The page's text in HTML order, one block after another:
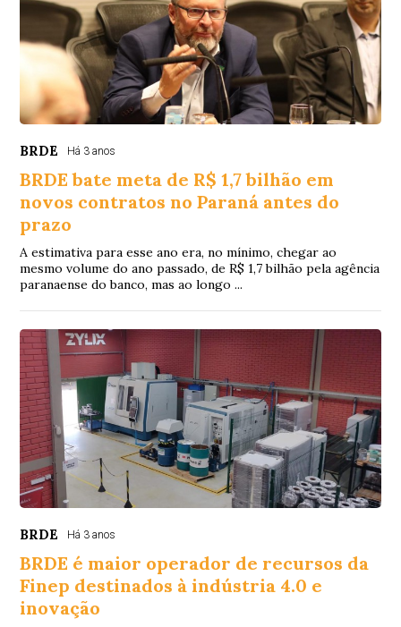
BRDE Há 3 anos
BRDE bate meta de R$ 1,7 bilhão em
novos contratos no Paraná antes do
prazo
A estimativa para esse ano era, no mínimo, chegar ao
mesmo volume do ano passado, de R$ 1,7 bilhão pela agência
paranaense do banco, mas ao longo ...
BRDE Há 3 anos
BRDE é maior operador de recursos da
Finep destinados à indústria 4.0 e
inovação